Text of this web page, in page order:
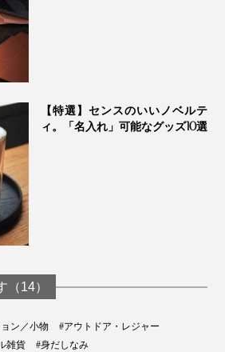
【特選】センスのいいノベルテ
ィ。「名入れ」可能なグッズ10選
（14）
ン／小物
#アウトドア・レジャー
雑貨
#身だしなみ